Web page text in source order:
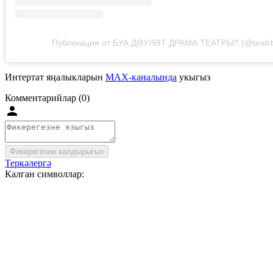
Публикация от БУА ДӘУЛӘТ ДРАМА ТЕАТРЫ?
Интертат яңалыкларын MAX-каналында укыгыз
Комментарийлар (0)
Фикерегезне калдырыгыз
Теркәлергә
Калган символлар: